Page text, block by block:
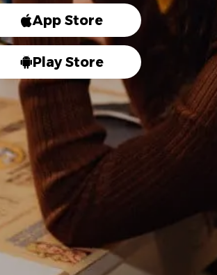
App Store
Play Store